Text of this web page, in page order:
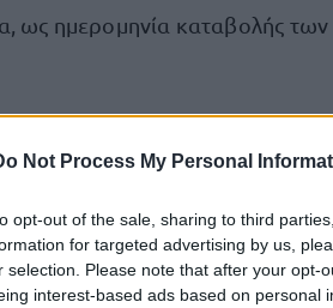
Not Process My Personal
opt-out of the sale, sharing to third
for targeted advertising by us,
selection. Please note that after your opt-
interest-based ads based on personal
ως ημερομηνία καταβολής